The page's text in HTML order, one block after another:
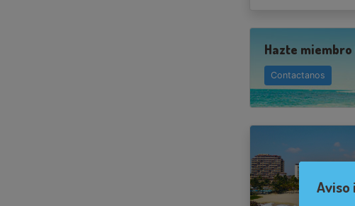
Hazte
Contactanos